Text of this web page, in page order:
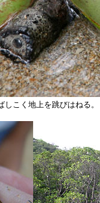
こく地上を跳びはねる。